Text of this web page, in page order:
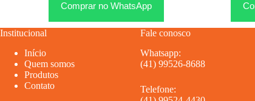
Comprar no WhatsApp
Institucional
Início
Quem somos
Produtos
Contato
Fale conosco
Whatsapp:
(41) 99526-8688
Telefone: